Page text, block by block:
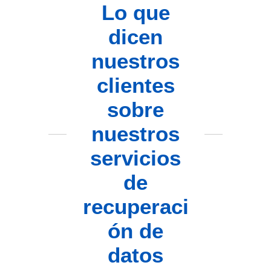
Lo que
dicen
nuestros
clientes
sobre
nuestros
servicios
de
recuperaci
ón de
datos